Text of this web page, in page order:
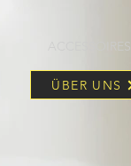
ACCESSOIRES
ÜBER UNS